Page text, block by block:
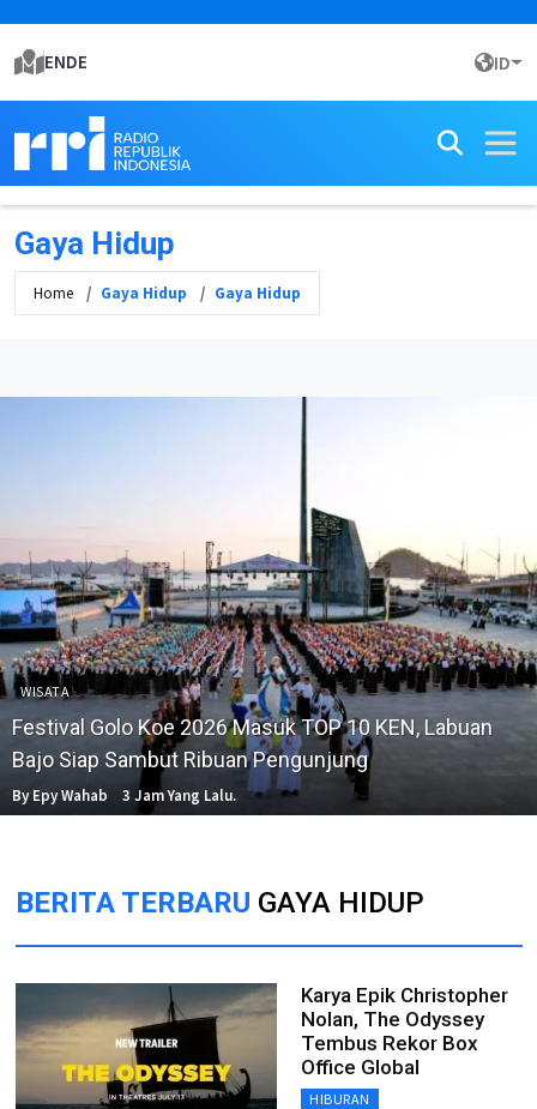
ENDE ID
Gaya Hidup
Home Gaya Hidup Gaya Hidup
WISATA
Festival Golo Koe 2026 Masuk TOP 10 KEN, Labuan
Bajo Siap Sambut Ribuan Pengunjung
By Epy Wahab 3 Jam Yang Lalu.
BERITA TERBARU GAYA HIDUP
Karya Epik Christopher
Nolan, The Odyssey
Tembus Rekor Box
Office Global
HIBURAN